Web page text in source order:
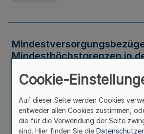
Mindesthöchstgrenzen in
Verwaltungsvorschrift
Cookie-
Auf dieser Seite werden Cookies
entweder allen Cookies zustimmen,
die für die Verwendung der Seite
sind. Hier finden Sie die